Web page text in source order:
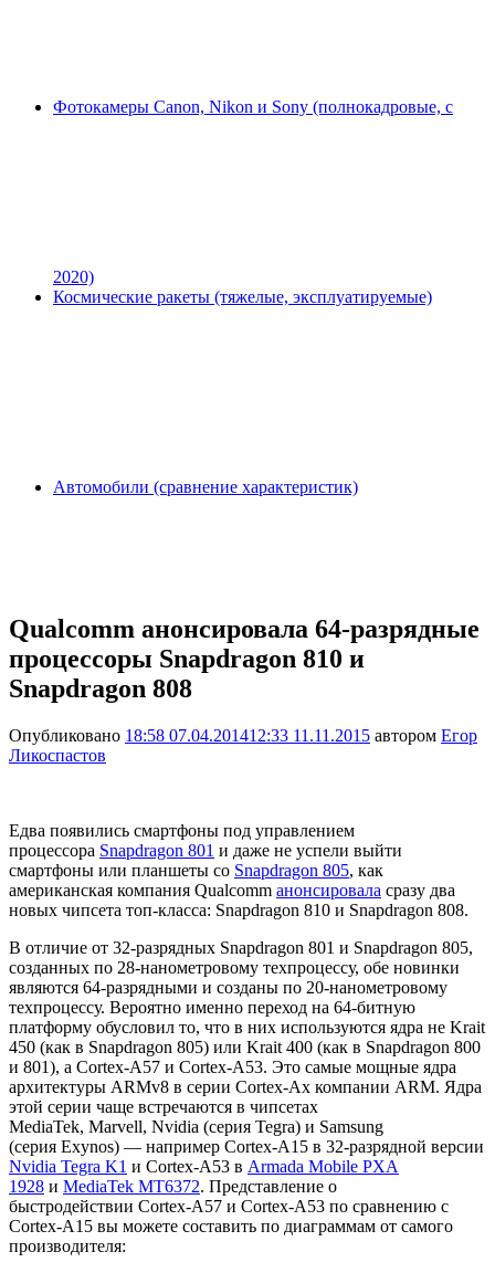
Фотокамеры Canon, Nikon и Sony (полнокадровые, с
2020)
Космические ракеты (тяжелые, эксплуатируемые)
Автомобили (сравнение характеристик)
Qualcomm анонсировала 64-разрядные
процессоры Snapdragon 810 и
Snapdragon 808
Опубликовано 18:58 07.04.201412:33 11.11.2015 автором Егор
Ликоспастов
Едва появились смартфоны под управлением
процессора Snapdragon 801 и даже не успели выйти
смартфоны или планшеты со Snapdragon 805, как
американская компания Qualcomm анонсировала сразу два
новых чипсета топ-класса: Snapdragon 810 и Snapdragon 808.
В отличие от 32-разрядных Snapdragon 801 и Snapdragon 805,
созданных по 28-нанометровому техпроцессу, обе новинки
являются 64-разрядными и созданы по 20-нанометровому
техпроцессу. Вероятно именно переход на 64-битную
платформу обусловил то, что в них используются ядра не Krait
450 (как в Snapdragon 805) или Krait 400 (как в Snapdragon 800
и 801), а Cortex-A57 и Cortex-A53. Это самые мощные ядра
архитектуры ARMv8 в серии Cortex-Ax компании ARM. Ядра
этой серии чаще встречаются в чипсетах
MediaTek, Marvell, Nvidia (серия Tegra) и Samsung
(серия Exynos) — например Cortex-A15 в 32-разрядной версии
Nvidia Tegra K1 и Cortex-A53 в Armada Mobile PXA
1928 и MediaTek MT6372. Представление о
быстродействии Cortex-A57 и Cortex-A53 по сравнению с
Cortex-A15 вы можете составить по диаграммам от самого
производителя: